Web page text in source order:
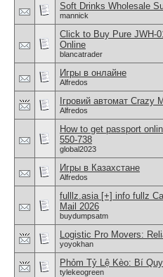
Soft Drinks Wholesale
mannick
Click to Buy Pure JWH-
Online
blancatrader
Игры в онлайне
Alfredos
Ігровий автомат Crazy
Alfredos
How to get passport
550-738
global2023
Игры в Казахстане
Alfredos
fulllz.asia [+] info fullz
Mail 2026
buydumpsatm
Logistic Pro Movers:
yoyokhan
Phỏm Tỷ Lệ Kèo: Bí
tylekeogreen